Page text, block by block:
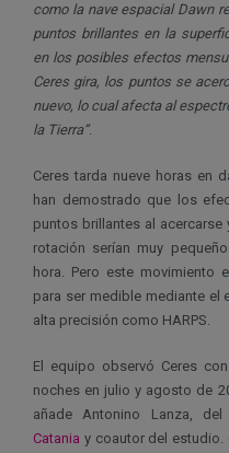
como la nave espacial Dawn
puntos brillantes en la
en los posibles efectos
Ceres gira, los puntos se
nuevo, lo cual afecta al
la Tierra”.
Ceres tarda nueve horas en
han demostrado que los
puntos brillantes al
rotación serían muy
hora. Pero este movimiento
para ser medible mediante
alta precisión como HARPS.
El equipo observó Ceres
noches en julio y agosto de
añade Antonino Lanza, del
Catania y coautor del estudio.